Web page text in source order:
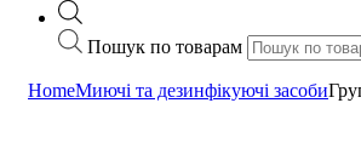
Пошук по товарам
HomeМиючі та дезинфікуючі засоби